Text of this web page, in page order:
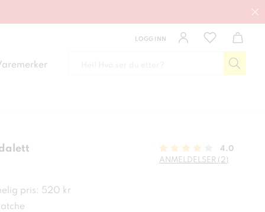
LOGG INN
4.0
ANMELDELSER (2)
pris: 520 kr